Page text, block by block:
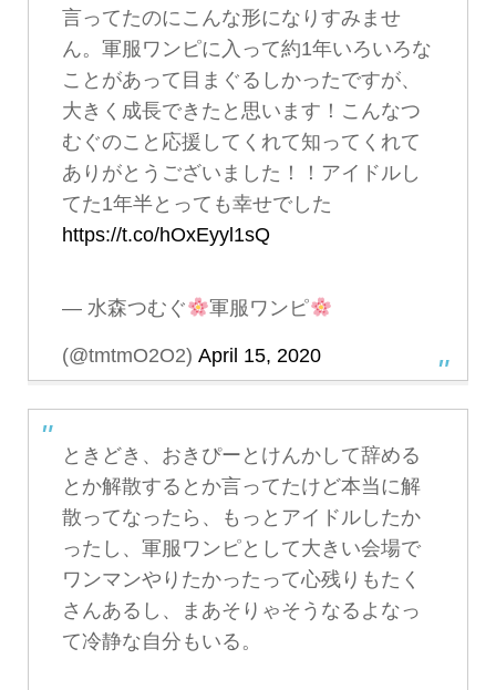
言ってたのにこんな形になりすみませ
ん。軍服ワンピに入って約1年いろいろな
ことがあって目まぐるしかったですが、
大きく成長できたと思います！こんなつ
むぐのこと応援してくれて知ってくれて
ありがとうございました！！アイドルし
てた1年半とっても幸せでした
https://t.co/hOxEyyl1sQ
— 水森つむぐ 軍服ワンピ
(@tmtmO2O2) April 15, 2020
ときどき、おきぴーとけんかして辞める
とか解散するとか言ってたけど本当に解
散ってなったら、もっとアイドルしたか
ったし、軍服ワンピとして大きい会場で
ワンマンやりたかったって心残りもたく
さんあるし、まあそりゃそうなるよなっ
て冷静な自分もいる。